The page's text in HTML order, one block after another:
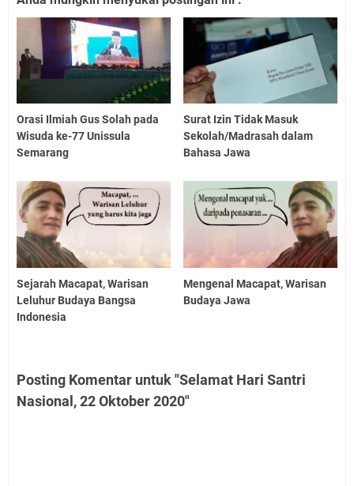
Orasi Ilmiah Gus Solah pada
Wisuda ke-77 Unissula
Semarang
Surat Izin Tidak Masuk
Sekolah/Madrasah dalam
Bahasa Jawa
Sejarah Macapat, Warisan
Leluhur Budaya Bangsa
Indonesia
Mengenal Macapat, Warisan
Budaya Jawa
Posting Komentar untuk "Selamat Hari Santri
Nasional, 22 Oktober 2020"